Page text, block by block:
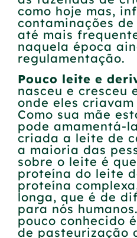
como hoje mas,
contaminações
até mais
naquela época
regulamentação.
Pouco leite e
nasceu e cresceu
onde eles
Como sua mãe
pode amamentá-
criada a leite de
a maioria das
sobre o leite é
proteína do leite
proteína
longa, que é de
para nós
pouco conhecido
de pasteurização